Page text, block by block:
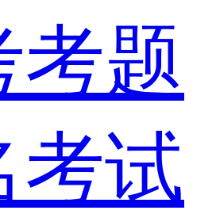
考题
考试